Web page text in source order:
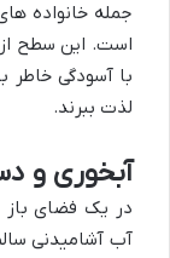
جمله خانواده
است. این سطح از
با آسودگی خاطر
لذت ببرند.
آبخوری و
در یک فضای
آب آشامیدنی